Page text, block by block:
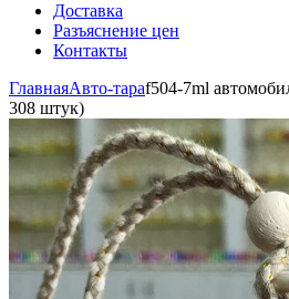
Доставка
Разъяснение цен
Контакты
ГлавнаяАвто-тараf504-7ml
308 штук)